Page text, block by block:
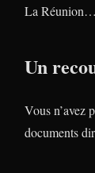
La Réunion…
Un
Vous n’avez
documents